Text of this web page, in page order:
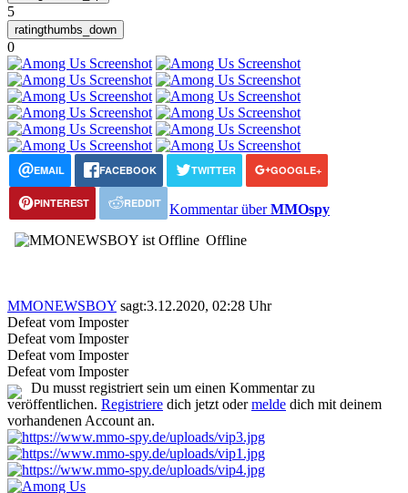
5
0
EMAIL FACEBOOK TWITTER GOOGLE+
PINTEREST REDDIT Kommentar überMMOspy
Offline
MMONEWSBOY sagt:3.12.2020, 02:28 Uhr
Defeat vom Imposter
Defeat vom Imposter
Defeat vom Imposter
Defeat vom Imposter
Du musst registriert sein um einen Kommentar zu
veröffentlichen. Registriere dich jetzt odermelde dich mit deinem
vorhandenen Account an.